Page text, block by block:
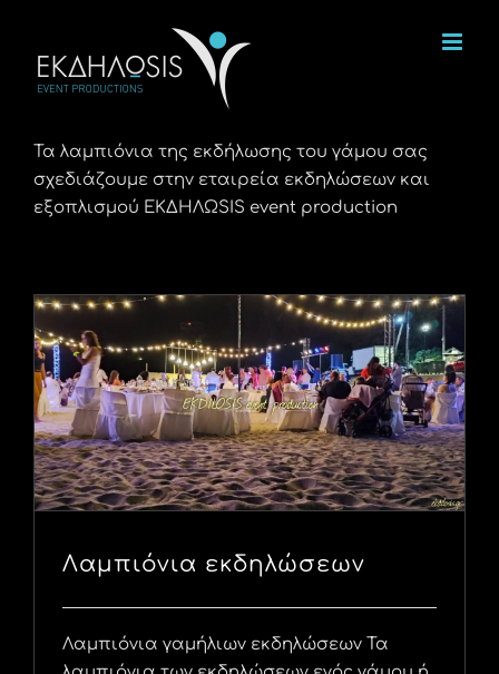
περιεχόμενο
Τα λαμπιόνια της εκδήλωσης του γάμου σας
σχεδιάζουμε στην εταιρεία εκδηλώσεων και
εξοπλισμού ΕΚΔΗΛΩSIS event production
Λαμπιόνια εκδηλώσεων
Λαμπιόνια γαμήλιων εκδηλώσεων Τα